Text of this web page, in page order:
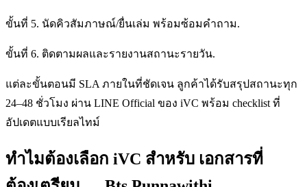
ขั้นที่ 5. นัดคิวสัมภาษณ์/ยื่นเล่ม พร้อมซ้อมคำถาม.
ขั้นที่ 6. ติดตามผลและรายงานสถานะรายวัน.
แต่ละขั้นตอนมี SLA ภายในที่ชัดเจน ลูกค้าได้รับสรุปสถานะทุก
24–48 ชั่วโมง ผ่าน LINE Official ของ iVC พร้อม checklist ที่
อัปเดตแบบเรียลไทม์
ทำไมต้องเลือก iVC สำหรับ เอกสารที่